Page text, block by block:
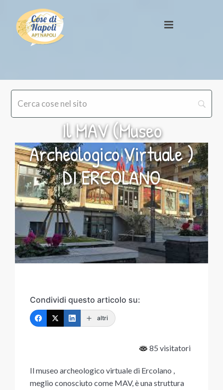
Il MAV (Museo
Archeologico Virtuale )
DI ERCOLANO
Condividi questo articolo su:
altri
85 visitatori
Il museo archeologico virtuale di Ercolano ,
meglio conosciuto come MAV, è una struttura